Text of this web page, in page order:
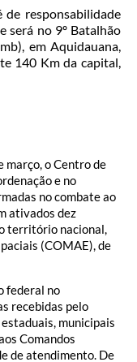
responsabilidade
será no 9º Batalhão
em Aquidauana,
140 Km da capital,
março, o Centro de
e no
no combate ao
ativados dez
território nacional,
(COMAE), de
federal no
recebidas pelo
municipais
Comandos
de atendimento. De